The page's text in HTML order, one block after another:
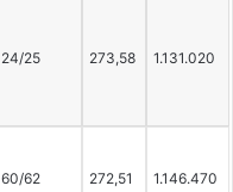
24/25 273,58 1.131.020
60/62 272,51 1.146.470